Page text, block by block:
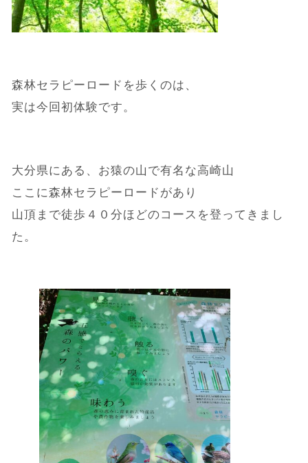
森林セラピーロードを歩くのは、
実は今回初体験です。
大分県にある、お猿の山で有名な高崎山
ここに森林セラピーロードがあり
山頂まで徒歩４０分ほどのコースを登ってきまし
た。